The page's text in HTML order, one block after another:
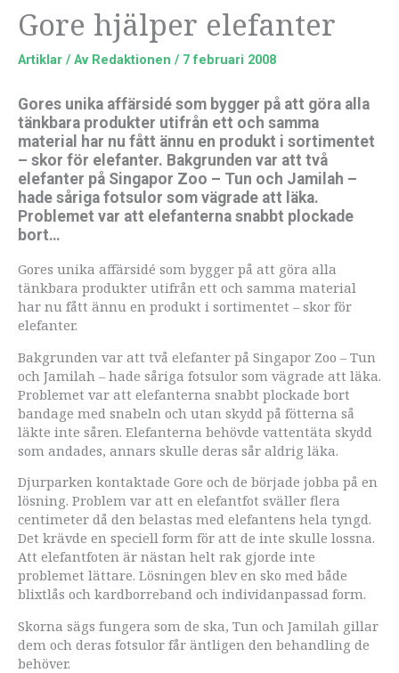
Gore hjälper elefanter
Artiklar / Av Redaktionen / 7 februari 2008
Gores unika affärsidé som bygger på att göra alla
tänkbara produkter utifrån ett och samma
material har nu fått ännu en produkt i sortimentet
– skor för elefanter. Bakgrunden var att två
elefanter på Singapor Zoo – Tun och Jamilah –
hade såriga fotsulor som vägrade att läka.
Problemet var att elefanterna snabbt plockade
bort…
Gores unika affärsidé som bygger på att göra alla
tänkbara produkter utifrån ett och samma material
har nu fått ännu en produkt i sortimentet – skor för
elefanter.
Bakgrunden var att två elefanter på Singapor Zoo – Tun
och Jamilah – hade såriga fotsulor som vägrade att läka.
Problemet var att elefanterna snabbt plockade bort
bandage med snabeln och utan skydd på fötterna så
läkte inte såren. Elefanterna behövde vattentäta skydd
som andades, annars skulle deras sår aldrig läka.
Djurparken kontaktade Gore och de började jobba på en
lösning. Problem var att en elefantfot sväller flera
centimeter då den belastas med elefantens hela tyngd.
Det krävde en speciell form för att de inte skulle lossna.
Att elefantfoten är nästan helt rak gjorde inte
problemet lättare. Lösningen blev en sko med både
blixtlås och kardborreband och individanpassad form.
Skorna sägs fungera som de ska, Tun och Jamilah gillar
dem och deras fotsulor får äntligen den behandling de
behöver.